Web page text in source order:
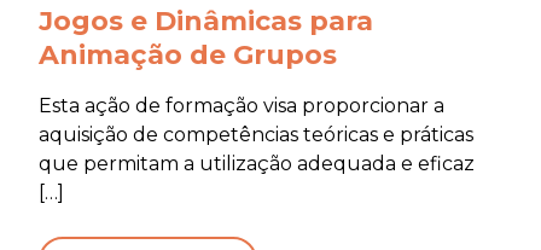
Jogos e Dinâmicas para
Animação de Grupos
Esta ação de formação visa proporcionar a
aquisição de competências teóricas e práticas
que permitam a utilização adequada e eficaz
[…]